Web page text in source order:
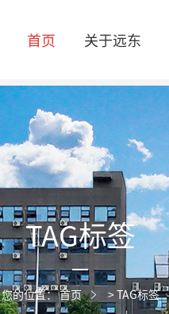
首页 关于远东
TAG标签
您的位置：首页 >TAG标签